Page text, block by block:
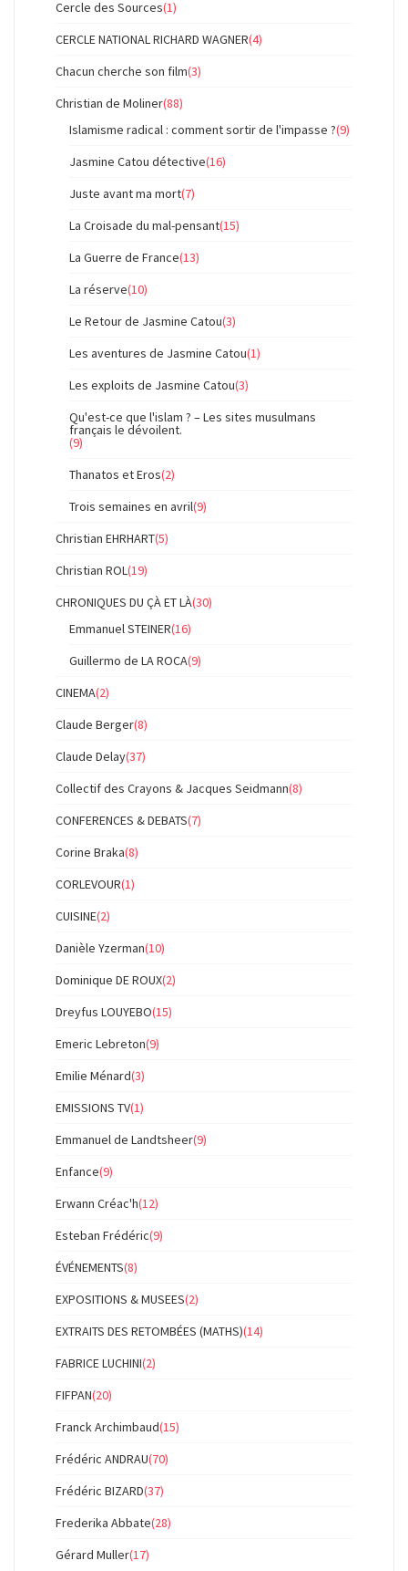
Cercle des Sources(1)
CERCLE NATIONAL RICHARD WAGNER(4)
Chacun cherche son film(3)
Christian de Moliner(88)
Islamisme radical : comment sortir de l'impasse ?(9)
Jasmine Catou détective(16)
Juste avant ma mort(7)
La Croisade du mal-pensant(15)
La Guerre de France(13)
La réserve(10)
Le Retour de Jasmine Catou(3)
Les aventures de Jasmine Catou(1)
Les exploits de Jasmine Catou(3)
Qu'est-ce que l'islam ? – Les sites musulmans
français le dévoilent.
(9)
Thanatos et Eros(2)
Trois semaines en avril(9)
Christian EHRHART(5)
Christian ROL(19)
CHRONIQUES DU ÇÀ ET LÀ(30)
Emmanuel STEINER(16)
Guillermo de LA ROCA(9)
CINEMA(2)
Claude Berger(8)
Claude Delay(37)
Collectif des Crayons & Jacques Seidmann(8)
CONFERENCES & DEBATS(7)
Corine Braka(8)
CORLEVOUR(1)
CUISINE(2)
Danièle Yzerman(10)
Dominique DE ROUX(2)
Dreyfus LOUYEBO(15)
Emeric Lebreton(9)
Emilie Ménard(3)
EMISSIONS TV(1)
Emmanuel de Landtsheer(9)
Enfance(9)
Erwann Créac'h(12)
Esteban Frédéric(9)
ÉVÉNEMENTS(8)
EXPOSITIONS & MUSEES(2)
EXTRAITS DES RETOMBÉES (MATHS)(14)
FABRICE LUCHINI(2)
FIFPAN(20)
Franck Archimbaud(15)
Frédéric ANDRAU(70)
Frédéric BIZARD(37)
Frederika Abbate(28)
Gérard Muller(17)